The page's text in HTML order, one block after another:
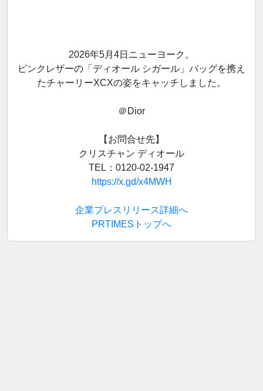
2026年5月4日ニューヨーク。
ピンクレザーの「ディオール シガール」バッグを携え
たチャーリーXCXの姿をキャッチしました。
＠Dior
【お問合せ先】
クリスチャン ディオール
TEL：0120-02-1947
https://x.gd/x4MWH
企業プレスリリース詳細へ
PRTIMESトップへ